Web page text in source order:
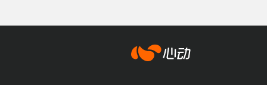
心动网络